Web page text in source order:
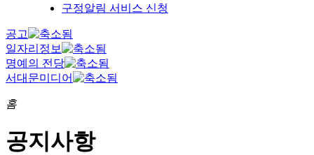
구정알림 서비스 신청
공고
일자리정보
명예의 전당
서대문미디어
홈
공지사항